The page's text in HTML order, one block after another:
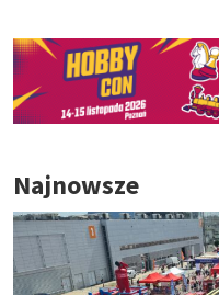
Najnowsze